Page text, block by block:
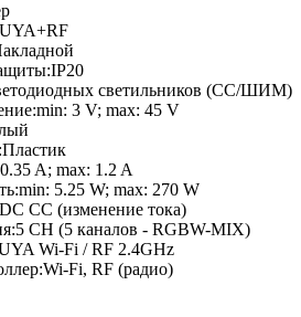
IP20
светильников (СС/ШИМ)
min: 3 V; max: 45 V
Пластик
A; max: 1.2 A
min: 5.25 W; max: 270 W
DC CC (изменение тока)
5 CH (5 каналов - RGBW-MIX)
Wi-Fi / RF 2.4GHz
Wi-Fi, RF (радио)